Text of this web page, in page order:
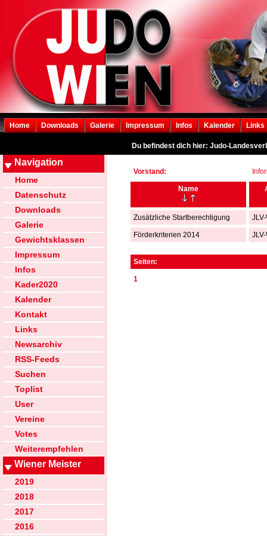
Home Downloads Galerie Impressum Infos Kalender Links
Du befindest dich hier: Judo-
Navigation
Home
Datenschutz
Downloads
Galerie
Gewichtsklassen
Impressum
Infos
Kader2020
Kalender
Kontakt
Links
Newsarchiv
RSS-Feeds
Suchen
Toplist
User
Vereine
Votes
Weiterempfehlen
Wiener Meister
2019
2018
2017
2016
Vorstand:
Name
Zusätzliche Startberechtigung
Förderkriterien 2014
Seiten:
1